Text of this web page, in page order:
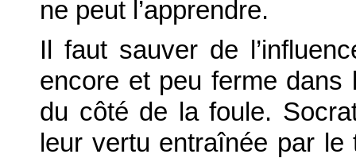
ne peut l’apprendre.
Il faut sauver de
encore et peu ferme
du côté de la foule.
leur vertu entraînée par